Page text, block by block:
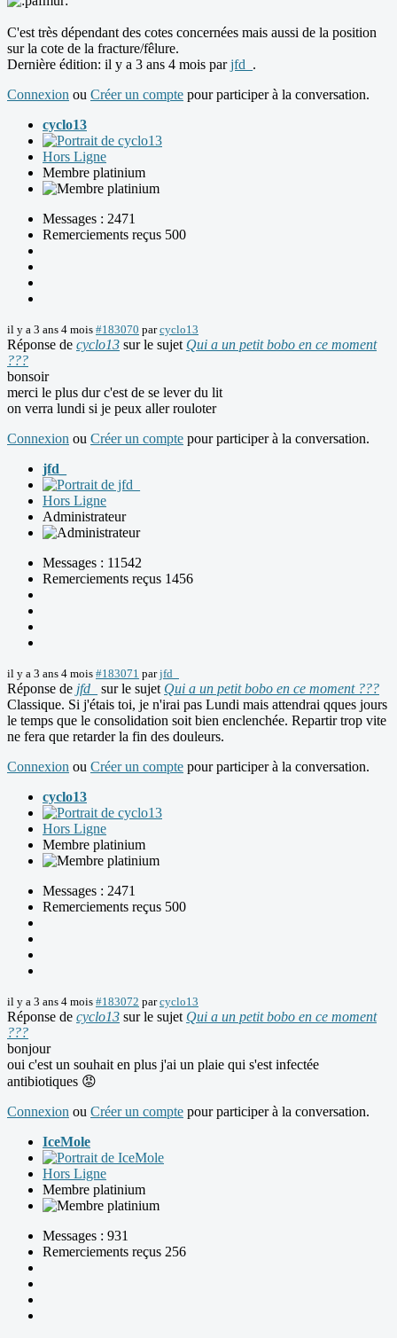
C'est très dépendant des cotes concernées mais aussi de la position
sur la cote de la fracture/fêlure.
Dernière édition: il y a 3 ans 4 mois parjfd_ .
Connexion ou Créer un compte pour participer à la conversation.
cyclo13
Hors Ligne
Membre platinium
Messages : 2471
Remerciements reçus 500
il y a 3 ans 4 mois #183070 parcyclo13
Réponse de cyclo13 sur le sujet Qui a un petit bobo en ce moment
???
bonsoir
merci le plus dur c'est de se lever du lit
on verra lundi si je peux aller rouloter
Connexion ou Créer un compte pour participer à la conversation.
jfd_
Hors Ligne
Administrateur
Messages : 11542
Remerciements reçus 1456
il y a 3 ans 4 mois #183071 parjfd_
Réponse de jfd_ sur le sujet Qui a un petit bobo en ce moment ???
Classique. Si j'étais toi, je n'irai pas Lundi mais attendrai qques jours
le temps que le consolidation soit bien enclenchée. Repartir trop vite
ne fera que retarder la fin des douleurs.
Connexion ou Créer un compte pour participer à la conversation.
cyclo13
Hors Ligne
Membre platinium
Messages : 2471
Remerciements reçus 500
il y a 3 ans 4 mois #183072 parcyclo13
Réponse de cyclo13 sur le sujet Qui a un petit bobo en ce moment
???
bonjour
oui c'est un souhait en plus j'ai un plaie qui s'est infectée
antibiotiques 😡
Connexion ou Créer un compte pour participer à la conversation.
IceMole
Hors Ligne
Membre platinium
Messages : 931
Remerciements reçus 256